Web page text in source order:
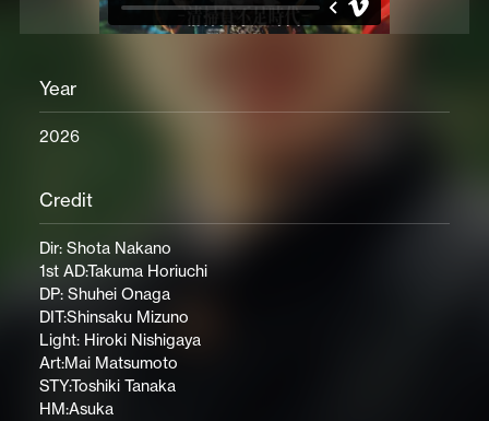
Year
2026
Credit
Dir: Shota Nakano
1st AD:Takuma Horiuchi
DP: Shuhei Onaga
DIT:Shinsaku Mizuno
Light: Hiroki Nishigaya
Art:Mai Matsumoto
STY:Toshiki Tanaka
HM:Asuka